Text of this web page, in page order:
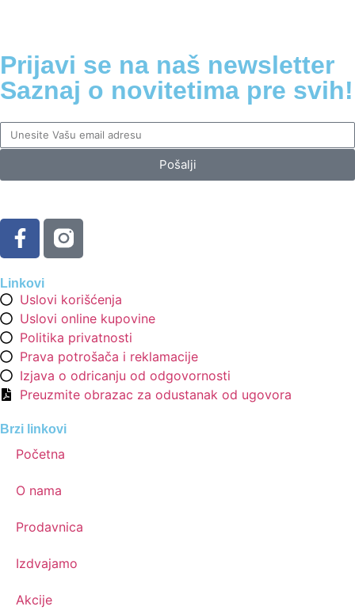
Prijavi se na naš newsletter
Saznaj o novitetima pre svih!
Pošalji
Linkovi
Uslovi korišćenja
Uslovi online kupovine
Politika privatnosti
Prava potrošača i reklamacije
Izjava o odricanju od odgovornosti
Preuzmite obrazac za odustanak od ugovora
Brzi linkovi
Početna
O nama
Prodavnica
Izdvajamo
Akcije